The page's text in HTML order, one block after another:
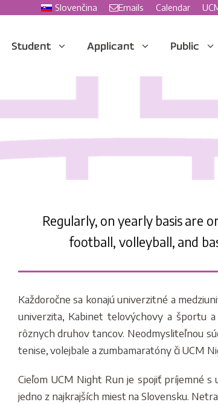
Slovenčina Emails Calendar
Student Applicant Public
Regularly, on yearly basis are
football, volleyball, and
Každoročne sa konajú univerzitné a
univerzita, Kabinet telovýchovy a športu
rôznych druhov tancov. Neodmysliteľnou
tenise, volejbale a zumbamaratóny či UCM
Cieľom UCM Night Run je spojiť príjemné
jedno z najkrajších miest na Slovensku.